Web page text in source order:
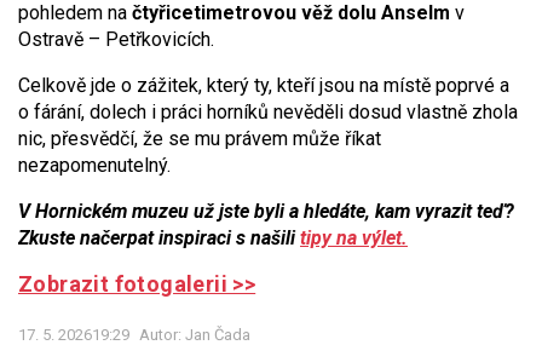
pohledem na čtyřicetimetrovou věž dolu Anselm v
Ostravě – Petřkovicích.
Celkově jde o zážitek, který ty, kteří jsou na místě poprvé a
o fárání, dolech i práci horníků nevěděli dosud vlastně zhola
nic, přesvědčí, že se mu právem může říkat
nezapomenutelný.
V Hornickém muzeu už jste byli a hledáte, kam vyrazit teď?
Zkuste načerpat inspiraci s našilitipy na výlet.
Zobrazit fotogalerii >>
17. 5. 202619:29 Autor: Jan Čada